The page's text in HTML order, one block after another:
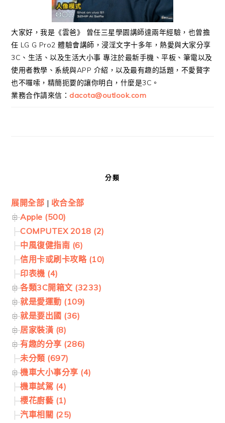
大家好，我是《雲爸》 曾任三星學園講師達兩年經驗，也曾擔
任 LG G Pro2 體驗會講師，浸淫文字十多年，熱愛與大家分享
3C、生活、以及生活大小事 專注於最新手機、平板、筆電以及
使用者教學、系統與APP 介紹，以及最有趣的話題，不愛贅字
也不囉嗦，精簡扼要的讓你明白，什麼是3C。
業務合作請來信： dacota@outlook.com
分類
展開全部 | 收合全部
Apple (500)
COMPUTEX 2018 (2)
中風復健指南 (6)
信用卡或刷卡攻略 (10)
印表機 (4)
各類3C開箱文 (3233)
就是愛運動 (109)
就是要出國 (36)
居家裝潢 (8)
有趣的分享 (286)
未分類 (697)
機車大小事分享 (4)
機車試駕 (4)
櫻花廚藝 (1)
汽車相關 (25)